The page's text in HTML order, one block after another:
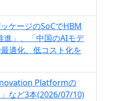
ケージのSoCでHBM
進」、「中国のAIモデ
適化、低コスト化を
Platformの
など3本(2026/07/10)